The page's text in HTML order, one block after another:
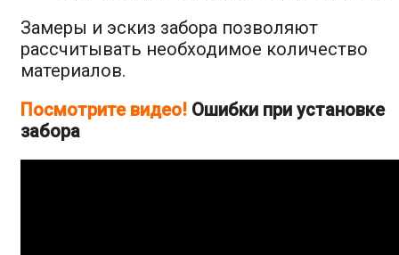
Замеры и эскиз забора позволяют
рассчитывать необходимое количество
материалов.
Посмотрите видео! Ошибки при установке
забора